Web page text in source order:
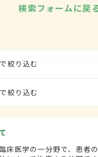
検索フォームに戻
で絞り込む
で絞り込む
床医学の一分野で、患者の